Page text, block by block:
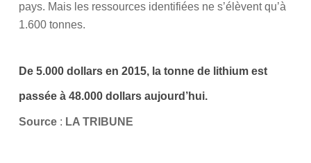
pays. Mais les ressources identifiées ne s’élèvent qu’à
1.600 tonnes.
De 5.000 dollars en 2015, la tonne de lithium est
passée à 48.000 dollars aujourd’hui.
Source: LA TRIBUNE